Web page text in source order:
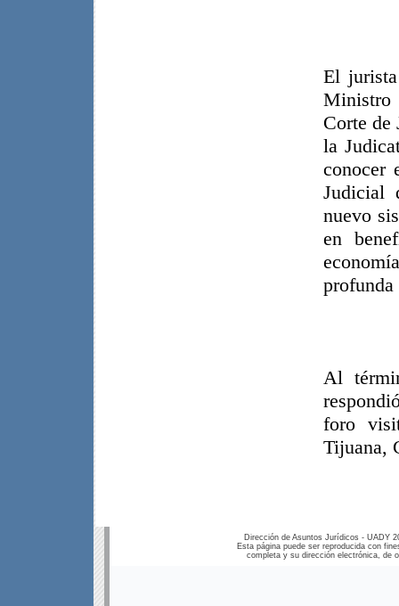
El
Ministro
Corte de
la
conocer
Judicial
nuevo
en
Al
foro
Tijuana,
Dirección de Asuntos Jurídicos - UADY
Esta página puede ser reproducida con
completa y su dirección electrónica, de